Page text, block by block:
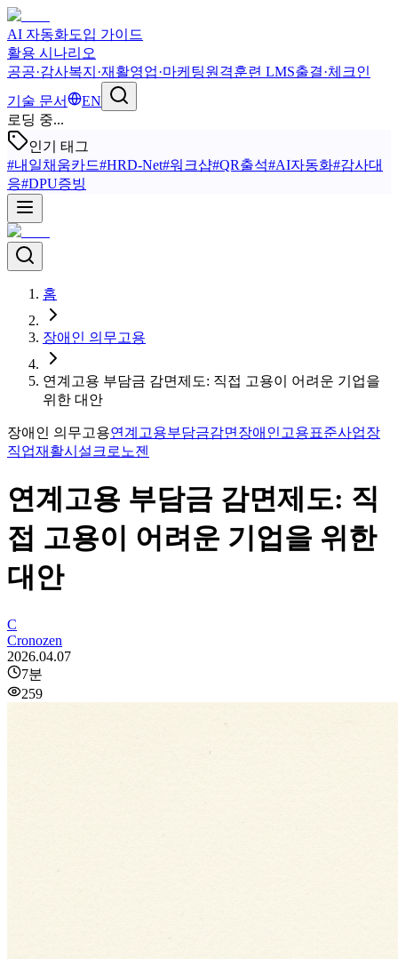
AI 자동화도입 가이드
활용 시나리오
공공·감사복지·재활영업·마케팅원격훈련 LMS출결·체크인
기술 문서
EN
로딩 중...
인기 태그
#내일채움카드#HRD-Net#워크샵#QR출석#AI자동화#감사대
응#DPU증빙
홈
장애인 의무고용
연계고용 부담금 감면제도: 직접 고용이 어려운 기업을
위한 대안
장애인 의무고용연계고용부담금감면 장애인고용표준사업장
직업재활시설 크로노젠
연계고용 부담금 감면제도: 직
접 고용이 어려운 기업을 위한
대안
C
Cronozen
2026.04.07
7분
259